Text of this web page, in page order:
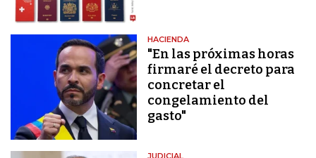
HACIENDA
"En las próximas horas
firmaré el decreto para
concretar el
congelamiento del
gasto"
JUDICIAL